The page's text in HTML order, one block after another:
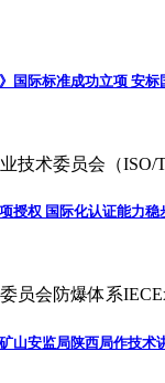
国际标准成功立项 安标
技术委员会（
授权 国际化认证能力稳
员会防爆体系
山安监局陕西局作技术